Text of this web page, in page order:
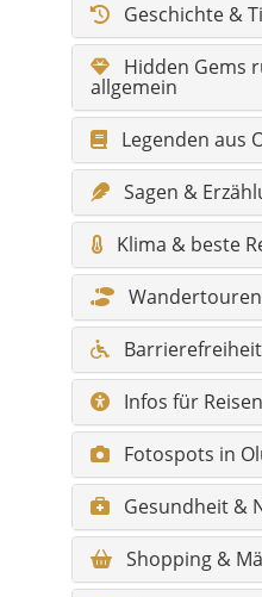
Legenden aus
Sagen &
Klima & beste
Infos für
Fotospots in
Gesundheit &
Shopping &
Skurriles &
Alle
(Überblick)